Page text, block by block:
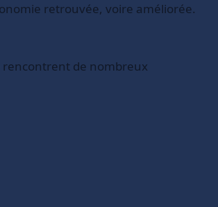
retrouvée, voire améliorée.
rencontrent de nombreux